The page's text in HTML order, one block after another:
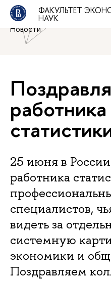
ФАКУЛЬТЕТ
НАУК
Национальный
школа экономики»
Новости
работника
25 июня в
работника
специалистов,
видеть за
системную
экономики и
Поздравляем